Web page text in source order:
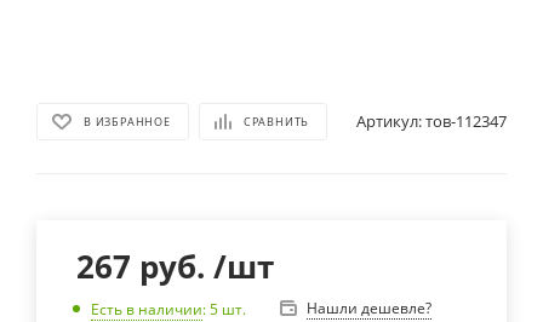
В ИЗБРАННОЕ СРАВНИТЬ Артикул:тов-112347
267 руб. /шт
Есть в наличии: 5 шт.
Нашли дешевле?